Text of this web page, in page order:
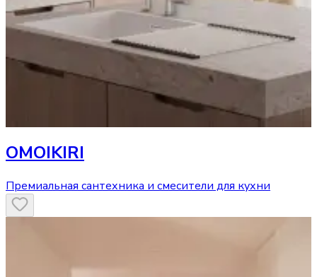
OMOIKIRI
Премиальная сантехника и смесители для кухни